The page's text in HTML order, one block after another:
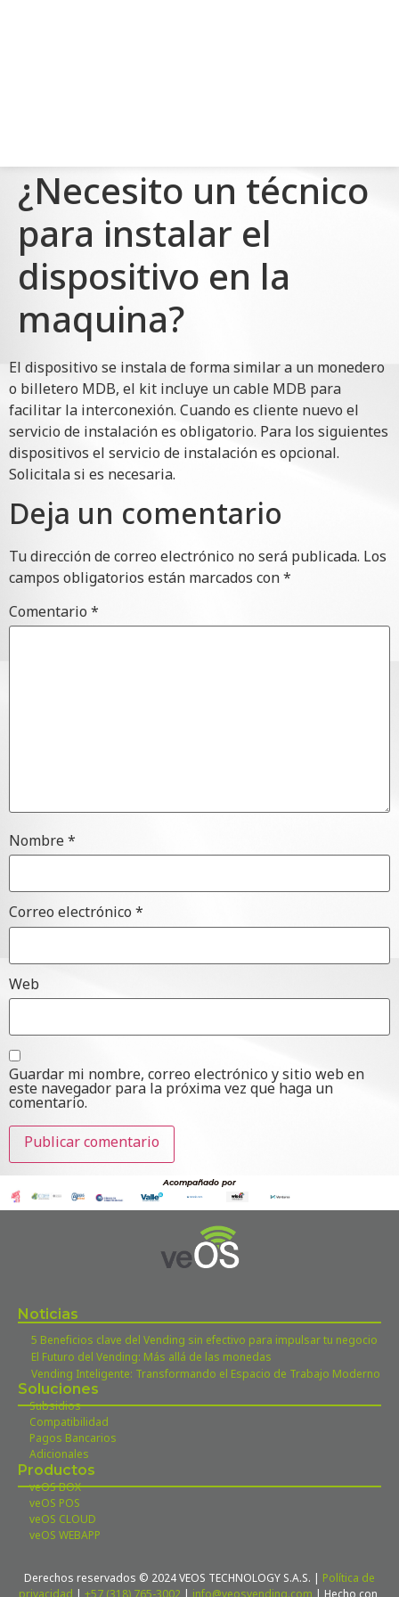
¿Necesito un técnico
para instalar el
dispositivo en la
maquina?
El dispositivo se instala de forma similar a un monedero
o billetero MDB, el kit incluye un cable MDB para
facilitar la interconexión. Cuando es cliente nuevo el
servicio de instalación es obligatorio. Para los siguientes
dispositivos el servicio de instalación es opcional.
Solicitala si es necesaria.
Deja un comentario
Tu dirección de correo electrónico no será publicada. Los
campos obligatorios están marcados con*
Comentario *
Nombre*
Correo electrónico *
Web
Guardar mi nombre, correo electrónico y sitio web en
este navegador para la próxima vez que haga un
comentario.
Acompañado por
Noticias
5 Beneficios clave del Vending sin efectivo para impulsar tu negocio
El Futuro del Vending: Más allá de las monedas
Vending Inteligente: Transformando el Espacio de Trabajo Moderno
Soluciones
Subsidios
Compatibilidad
Pagos Bancarios
Adicionales
Productos
veOS BOX
veOS POS
veOS CLOUD
veOS WEBAPP
Derechos reservados © 2024 VEOS TECHNOLOGY S.A.S. | Política de